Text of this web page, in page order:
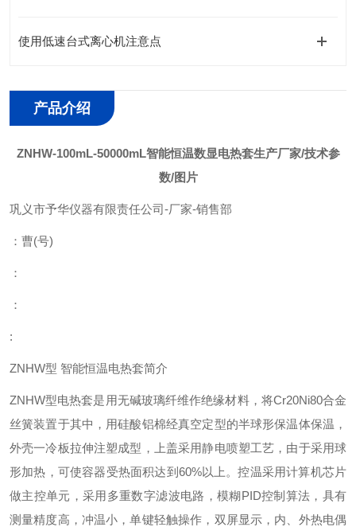
使用低速台式离心机注意点
产品介绍
ZNHW-100mL-50000mL智能恒温数显电热套生产厂家/技术参
数/图片
巩义市予华仪器有限责任公司-厂家-销售部
：曹(号)
：
：
:
ZNHW型 智能恒温电热套简介
ZNHW型电热套是用无碱玻璃纤维作绝缘材料，将Cr20Ni80合金
丝簧装置于其中，用硅酸铝棉经真空定型的半球形保温体保温，
外壳一冷板拉伸注塑成型，上盖采用静电喷塑工艺，由于采用球
形加热，可使容器受热面积达到60%以上。控温采用计算机芯片
做主控单元，采用多重数字滤波电路，模糊PID控制算法，具有
测量精度高，冲温小，单键轻触操作，双屏显示，内、外热电偶